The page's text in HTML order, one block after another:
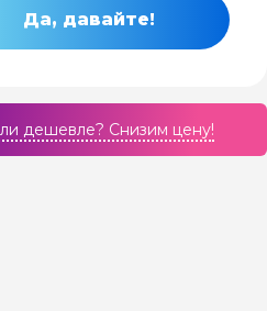
Да, давайте!
дешевле? Cнизим цену!